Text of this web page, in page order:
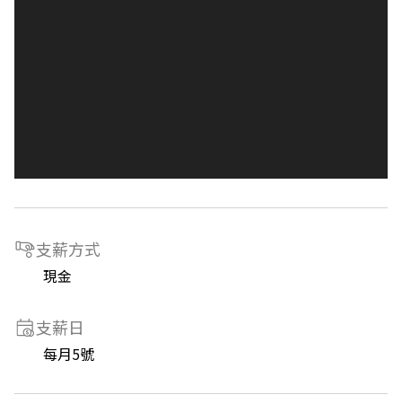
支薪方式
現金
支薪日
每月5號